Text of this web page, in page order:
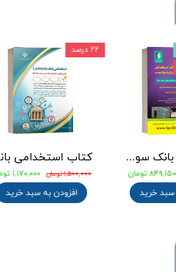
۱,۵۰۰,۰۰۰ تومان ۱,۱۷۰,۰۰۰ تومان
افزودن به سبد خرید
۲۲ درصد
جامع ترین بانک سوالات استخدامی مهندسی شیمی، پلیمر و پتروشیمی
۸۴۹,۱۵۰ تومان
سبد خرید